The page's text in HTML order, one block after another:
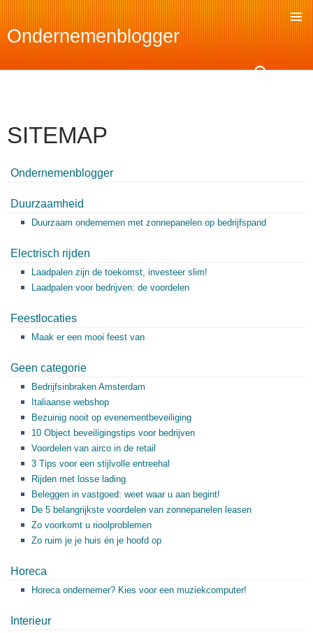
Ondernemenblogger
SITEMAP
Ondernemenblogger
Duurzaamheid
Duurzaam ondernemen met zonnepanelen op bedrijfspand
Electrisch rijden
Laadpalen zijn de toekomst, investeer slim!
Laadpalen voor bedrijven: de voordelen
Feestlocaties
Maak er een mooi feest van
Geen categorie
Bedrijfsinbraken Amsterdam
Italiaanse webshop
Bezuinig nooit op evenementbeveiliging
10 Object beveiligingstips voor bedrijven
Voordelen van airco in de retail
3 Tips voor een stijlvolle entreehal
Rijden met losse lading
Beleggen in vastgoed: weet waar u aan begint!
De 5 belangrijkste voordelen van zonnepanelen leasen
Zo voorkomt u rioolproblemen
Zo ruim je je huis én je hoofd op
Horeca
Horeca ondernemer? Kies voor een muziekcomputer!
Interieur